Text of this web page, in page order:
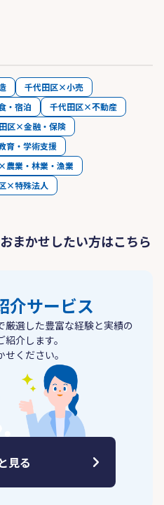
千代田区×小売
・宿泊
千代田区×不動産
区×金融・保険
育・学術支援
農業・林業・漁業
×特殊法人
まかせしたい方はこちら
介サービス
選した豊富な経験と実績の
介します。
ください。
見る